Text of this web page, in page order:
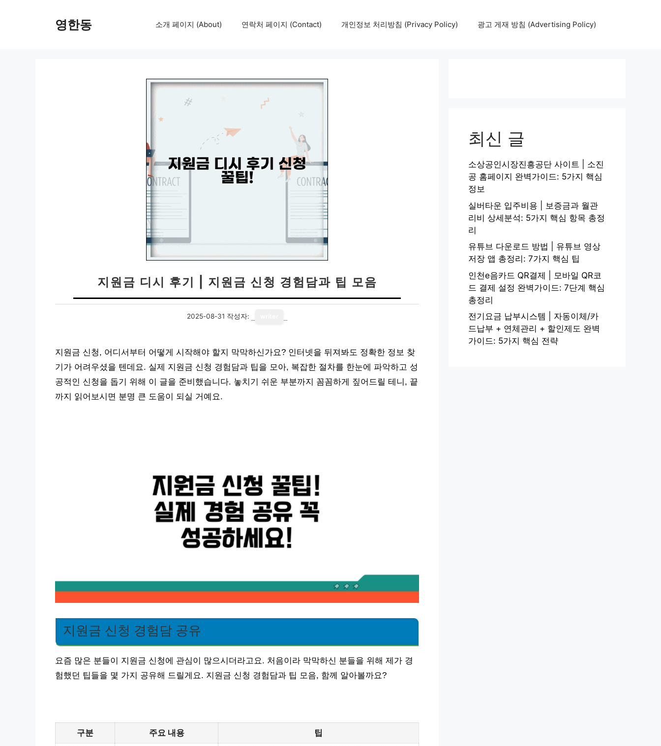
영한동 소개 페이지 (About) 연락처 페이지 (Contact) 개인정보 처리방침 (Privacy Policy) 광고 게재 방침 (Advertising Policy)
지원금 디시 후기 | 지원금 신청 경험담과 팁 모음
2025-08-31 작성자:
지원금 신청, 어디서부터 어떻게 시작해야 할지 막막하신가요? 인터넷을 뒤져봐도 정확한 정보 찾
기가 어려우셨을 텐데요. 실제 지원금 신청 경험담과 팁을 모아, 복잡한 절차를 한눈에 파악하고 성
공적인 신청을 돕기 위해 이 글을 준비했습니다. 놓치기 쉬운 부분까지 꼼꼼하게 짚어드릴 테니, 끝
까지 읽어보시면 분명 큰 도움이 되실 거예요.
지원금 신청 경험담 공유
요즘 많은 분들이 지원금 신청에 관심이 많으시더라고요. 처음이라 막막하신 분들을 위해 제가 경
험했던 팁들을 몇 가지 공유해 드릴게요. 지원금 신청 경험담과 팁 모음, 함께 알아볼까요?
구분 주요 내용 팁
최신 글
소상공인시장진흥공단 사이트 | 소진
공 홈페이지 완벽가이드: 5가지 핵심
정보
실버타운 입주비용 | 보증금과 월관
리비 상세분석: 5가지 핵심 항목 총정
리
유튜브 다운로드 방법 | 유튜브 영상
저장 앱 총정리: 7가지 핵심 팁
인천e음카드 QR결제 | 모바일 QR코
드 결제 설정 완벽가이드: 7단계 핵심
총정리
전기요금 납부시스템 | 자동이체/카
드납부 + 연체관리 + 할인제도 완벽
가이드: 5가지 핵심 전략